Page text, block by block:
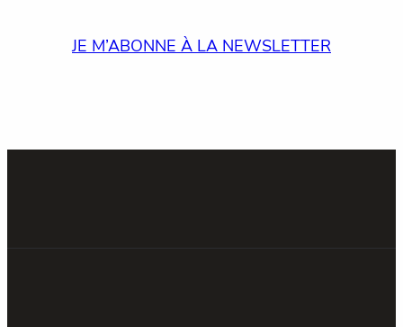
JE M’ABONNE À LA NEWSLETTER